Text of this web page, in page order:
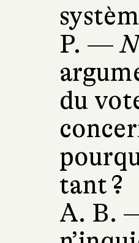
P. —
du
tant ?
A. B.